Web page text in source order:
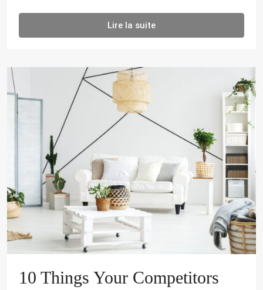
Lire la suite
10 Things Your Competitors